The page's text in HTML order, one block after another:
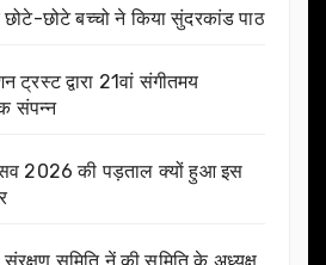
छोटे बच्चो ने किया सुंदरकांड पाठ
ट्रस्ट द्वारा 21वां संगीतमय
संपन्न
2026 की पड़ताल क्यों हुआ इस
समिति नें की समिति के अध्यक्ष